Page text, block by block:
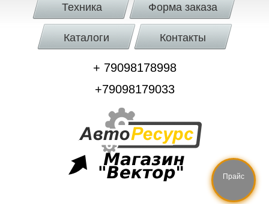
Техника Форма заказа
Каталоги Контакты
+ 79098178998
+79098179033
Прайс